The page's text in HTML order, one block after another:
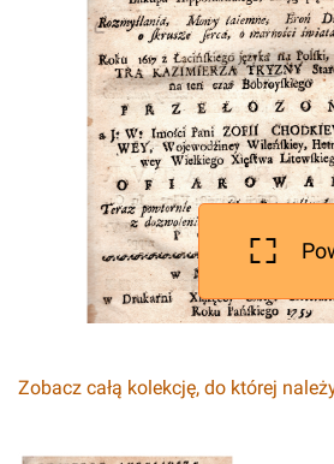
Zobacz całą kolekcję, do której